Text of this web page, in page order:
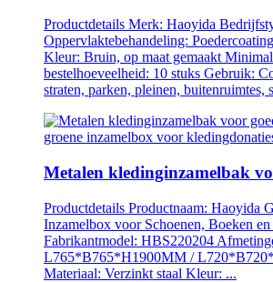
Productdetails Merk: Haoyida
Oppervlaktebehandeling:
Kleur: Bruin, op maat gemaakt
bestelhoeveelheid: 10 stuks Gebruik:
straten, parken, pleinen, buitenruimtes,
Metalen kledinginzamelbak
Productdetails Productnaam: Haoyida
Inzamelbox voor Schoenen, Boeken
Fabrikantmodel: HBS220204
L765*B765*H1900MM /
Materiaal: Verzinkt staal Kleur: ...